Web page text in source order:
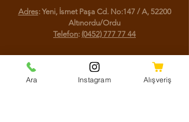
Adres: Yeni, İsmet Paşa Cd. No:147 / A, 52200
Altınordu/Ordu
Telefon: (0452) 777 77 44
Sosyal Medya
Facebook
Ara Instagram Alışveriş